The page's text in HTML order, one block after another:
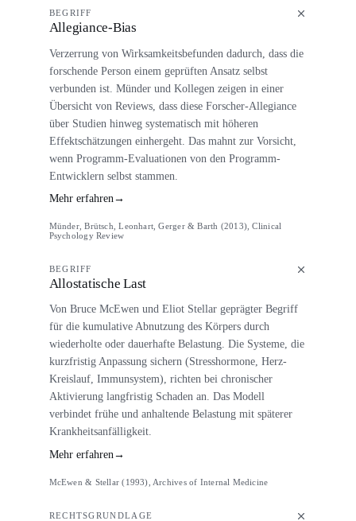
BEGRIFF
Allegiance-Bias
Verzerrung von Wirksamkeitsbefunden dadurch, dass die
forschende Person einem geprüften Ansatz selbst
verbunden ist. Münder und Kollegen zeigen in einer
Übersicht von Reviews, dass diese Forscher-Allegiance
über Studien hinweg systematisch mit höheren
Effektschätzungen einhergeht. Das mahnt zur Vorsicht,
wenn Programm-Evaluationen von den Programm-
Entwicklern selbst stammen.
Mehr erfahren→
Münder, Brütsch, Leonhart, Gerger & Barth (2013), Clinical
Psychology Review
BEGRIFF
Allostatische Last
Von Bruce McEwen und Eliot Stellar geprägter Begriff
für die kumulative Abnutzung des Körpers durch
wiederholte oder dauerhafte Belastung. Die Systeme, die
kurzfristig Anpassung sichern (Stresshormone, Herz-
Kreislauf, Immunsystem), richten bei chronischer
Aktivierung langfristig Schaden an. Das Modell
verbindet frühe und anhaltende Belastung mit späterer
Krankheitsanfälligkeit.
Mehr erfahren →
McEwen & Stellar (1993), Archives of Internal Medicine
RECHTSGRUNDLAGE